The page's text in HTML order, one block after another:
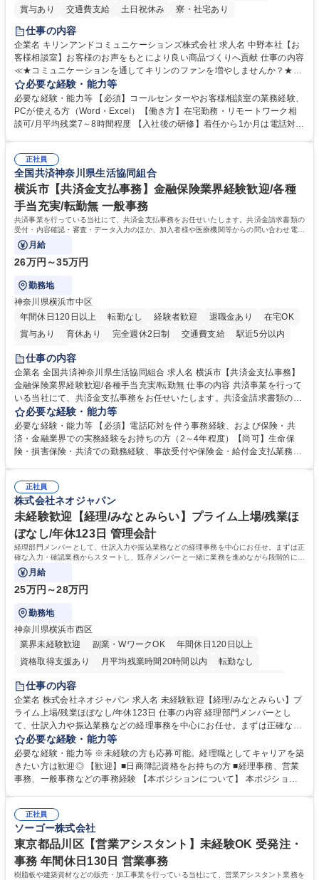
賞与あり 交通費支給 土日祝休み 寮・社宅あり
仕事の内容
企業名 キリンアンドコミュニケーションズ株式会社 求人名 中野本社【お
客様相談室】お客様のお声をもとにより良い商品づくりへ貢献 仕事の内容
≪★コミュニケーションを通してキリンのファンを増やしませんか？★≫
お客様のお声をより良い商品づくりに活かしていく上で、窓口となるお客
様相談室でのお仕事です。 日々お客様からいただくキリングループへのご
意見を、企業活動に活かしています。お客様からの声に迅速かつ誠意をも
って対応、情報提供するとともにグループ内活動に反映しています。 【具
平均100件前後■メール・手紙：同上40件前後 募集職種 中野本社【お客様
相談室】お客様のお声をもとにより良い商品づくりへ貢献
必要な経験・能力等
必要な経験・能力等 【必須】コールセンターやお客様相談室の業務経験、
PCが使える方（Word・Excel）【働き方】在宅勤務・リモートワーク相
談可/月平均残業7～8時間程度 【入社後の研修】着任から1か月は電話対応
すのでご安心ください。 【当社について】キリングループの広報機能を担
う会社として、お客様との出会いを大切にし、磨き上げたホスピタリティ
を込めてコミュニケーションをとりながら広報関連業務を行っておりま
す。 学歴・資格 学歴：大学院 大学 高専 短大 専修学校 高校 語学力： 資
格：
正社員
全国共済神奈川県生活協同組合
横浜市【共済金支払事務】金融保険業界経験歓迎/各種
手当充実/転勤無 一般事務
共済事業を行っている当社にて、共済金支払事務をお任せいたします。共済金請求書類の
受付・内容確認・審査・データ入力のほか、加入者様や医療機関等からの問い合わせ電話
対応や書類発送等を担当します。
月給
26万円～35万円
勤務地
神奈川県横浜市中区
年間休日120日以上
転勤なし 経験者歓迎 退職金あり
在宅OK
賞与あり
育休あり 完全週休2日制 交通費支給
駅近5分以内
土日祝休み
仕事の内容
企業名 全国共済神奈川県生活協同組合 求人名 横浜市【共済金支払事務】
金融保険業界経験歓迎/各種手当充実/転勤無 仕事の内容 共済事業を行って
いる当社にて、共済金支払事務をお任せいたします。共済金請求書類の受
付・内容確認・審査・データ入力のほか、加入者様や医療機関等からの問
い合わせ電話対応や書類発送等を担当します。 ■共済金請求書類の受付、
内容確認、および共済金支払に関する審査・事務処理業務全般を担当 ■専
用システムへのデータ入力、各種必要書類の作成・発送作業 ■加入者様や
指定する業務 募集職種 横浜市【共済金支払事務】金融保険業界経験歓迎/
各種手当充実/転勤無
必要な経験・能力等
必要な経験・能力等 【必須】電話応対を伴う事務経験、および保険・共
済・金融業界での実務経験をお持ちの方（2～4年程度）【尚可】生命保
険・損害保険・共済での勤務経験、事故受付や保険金・給付金支払業務経
務へのキャリアチェンジ希望者も大歓迎です！ 学歴・資格 学歴：大学院
大学 高専 短大 専修学校 高校 語学力： 資格：
正社員
株式会社ネオジャパン
未経験歓迎【経理/みなとみらい】プライム上場/残業ほ
ぼなし/年休123日 管理会計
経理部門メンバーとして、仕訳入力や振込業務などの経理事務を中心にお任せ。まずは正
確な入力・確認業務からスタートし、既存メンバーと一緒に業務を進めながら段階的に経
理知識を身につけていただきます。
月給
25万円～28万円
勤務地
神奈川県横浜市西区
業界未経験歓迎
副業・WワークOK
年間休日120日以上
資格取得支援あり
月平均残業時間20時間以内
転勤なし
未経験者歓迎
完全週休2日制
交通費支給 駅近5分以内 土日祝休み
服装自由
寮・社宅あり
仕事の内容
企業名 株式会社ネオジャパン 求人名 未経験歓迎【経理/みなとみらい】プ
ライム上場/残業ほぼなし/年休123日 仕事の内容 経理部門メンバーとし
て、仕訳入力や振込業務などの経理事務を中心にお任せ。まずは正確な入
力・確認業務からスタートし、既存メンバーと一緒に業務を進めながら段
階的に経理知識を身につけていただきます。 【具体的には】 ■社内稟議に
基づく仕訳入力 ■月末の振込業務 ■明細作成 ■伝票処理、記帳業務 ■既存
メンバーの業務サポート 【将来的には】 ■月次決算補助 ■四半期・年次決
想定です。 募集職種 未経験歓迎【経理/みなとみらい】プライム上場/残業
ほぼなし/年休123日
必要な経験・能力等
必要な経験・能力等 ※未経験の方も応募可能。経理職としてキャリアを築
きたい方は歓迎◎ 【歓迎】■日商簿記資格をお持ちの方 ■経理事務、営業
事務、一般事務などの事務経験 【本ポジションについて】 本ポジション
当し、3～5年をかけて月次決算・四半期決算・開示資料作成補助などへス
テップアップできます。また、残業は通常月ほぼなく、決算月でも10時間
未満のため、無理なく経理として専門性を身につけられる環境です。 学
歴・資格 学歴：大学院 大学 高専 短大 専修学校 高校 語学力： 資格：日商
簿記検定1級 日商簿記検定2級
正社員
ソーゴー株式会社
東京都品川区【営業アシスタント】未経験OK 受発注・
事務 年間休日130日 営業事務
樹脂板や建築資材などの販売・加工事業を行っている当社にて、営業アシスタント業務を